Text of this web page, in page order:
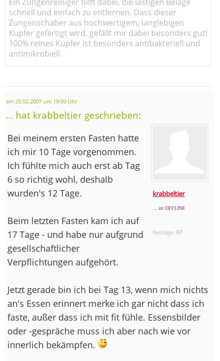
schnell und einfach zu entfernen. Dass dieser
Zungenschaber aus hochwertigem, langlebigen
Kupfer gefertigt wird, gefällt mir dabei besonders gut!
100% reines Kupfer ist besonders antibakteriell und
antimikrobiell.
am 20.02.2007 um 19:00 Uhr
... hat krabbeltier geschrieben:
krabbeltier
... ist OFFLINE
Beiträge:67
Bei meinem ersten Fasten hatte
ich mir 10 Tage vorgenommen.
Ich fühlte mich auch erst ab Tag
6 so richtig wohl, deshalb
wurden's 12 Tage.
Beim letzten Fasten kam ich auf
17 Tage - und habe nur aufgrund
gesellschaftlicher
Verpflichtungen aufgehört.
Jetzt gerade bin ich bei Tag 13, wenn mich nichts
an's Essen erinnert merke ich gar nicht dass ich
faste, außer dass ich mit fit fühle. Essensbilder
oder -gespräche muss ich aber nach wie vor
innerlich bekämpfen.